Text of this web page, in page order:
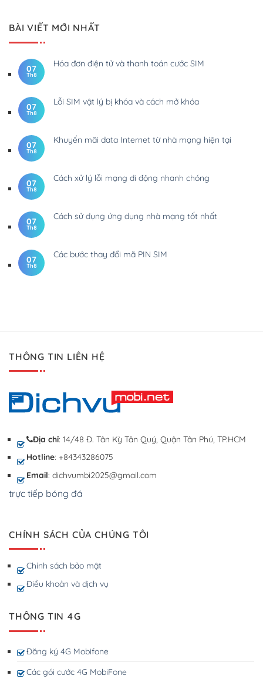
BÀI VIẾT MỚI NHẤT
07
Th8
Hóa đơn điện tử và thanh toán cước SIM
07
Th8
Lỗi SIM vật lý bị khóa và cách mở khóa
07
Th8
Khuyến mãi data Internet từ nhà mạng hiện tại
07
Th8
Cách xử lý lỗi mạng di động nhanh chóng
07
Th8
Cách sử dụng ứng dụng nhà mạng tốt nhất
07
Th8
Các bước thay đổi mã PIN SIM
THÔNG TIN LIÊN HỆ
Địa chỉ: 14/48 Đ. Tân Kỳ Tân Quý, Quận Tân Phú, TP.HCM
Hotline: +84343286075
Email: dichvumbi2025@gmail.com
trực tiếp bóng đá
CHÍNH SÁCH CỦA CHÚNG TÔI
Chính sách bảo mật
Điều khoản và dịch vụ
THÔNG TIN 4G
Đăng ký 4G Mobifone
Các gói cước 4G MobiFone